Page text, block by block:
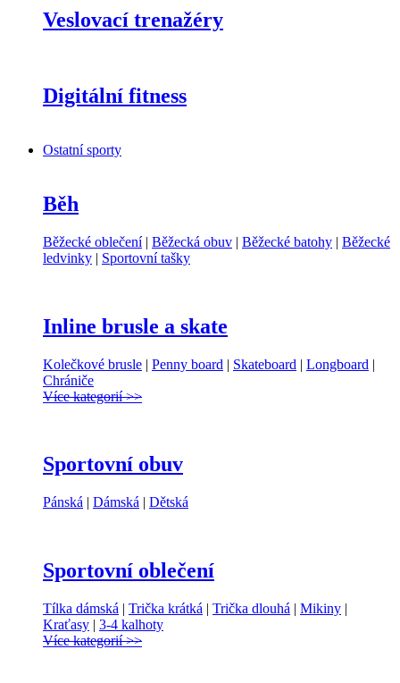
Veslovací trenažéry
Digitální fitness
Ostatní sporty
Běh
Běžecké oblečení| Běžecká obuv | Běžecké batohy | Běžecké
ledvinky | Sportovní tašky
Inline brusle a skate
Kolečkové brusle | Penny board | Skateboard | Longboard |
Chrániče
Více kategorií >>
Sportovní obuv
Pánská | Dámská | Dětská
Sportovní oblečení
Tílka dámská | Trička krátká | Trička dlouhá | Mikiny |
Kraťasy | 3-4 kalhoty
Více kategorií >>